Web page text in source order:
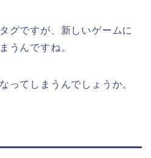
グですが、新しいゲームに
うんですね。
ってしまうんでしょうか。